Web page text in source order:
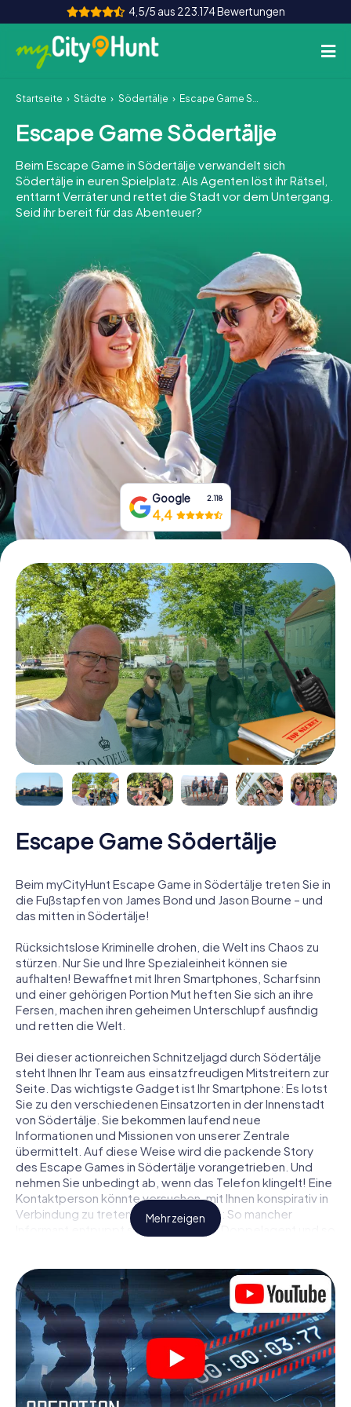
4,5/5 aus 223.174 Bewertungen
So funktioniert's
Städte
Touren
Teamevent
INT AT CH
DE
ES
FR UK
IE
IT
NL
Tickets buchen
Gutscheine bestellen
Startseite Städte Södertälje Escape Game Södertälje
Escape Game Södertälje
Beim Escape Game in Södertälje verwandelt sich
Södertälje in euren Spielplatz. Als Agenten löst ihr Rätsel,
enttarnt Verräter und rettet die Stadt vor dem Untergang.
Seid ihr bereit für das Abenteuer?
Google 2.118
4,4
Escape Game Södertälje
Beim myCityHunt Escape Game in Södertälje treten Sie in
die Fußstapfen von James Bond und Jason Bourne – und
das mitten in Södertälje!
Rücksichtslose Kriminelle drohen, die Welt ins Chaos zu
stürzen. Nur Sie und Ihre Spezialeinheit können sie
aufhalten! Bewaffnet mit Ihren Smartphones, Scharfsinn
und einer gehörigen Portion Mut heften Sie sich an ihre
Fersen, machen ihren geheimen Unterschlupf ausfindig
und retten die Welt.
Bei dieser actionreichen Schnitzeljagd durch Södertälje
steht Ihnen Ihr Team aus einsatzfreudigen Mitstreitern zur
Seite. Das wichtigste Gadget ist Ihr Smartphone: Es lotst
Sie zu den verschiedenen Einsatzorten in der Innenstadt
von Södertälje. Sie bekommen laufend neue
Informationen und Missionen von unserer Zentrale
übermittelt. Auf diese Weise wird die packende Story
des Escape Games in Södertälje vorangetrieben. Und
nehmen Sie unbedingt ab, wenn das Telefon klingelt! Eine
Kontaktperson könnte versuchen, mit Ihnen konspirativ in
Verbindung zu treten … Doch Vorsicht: So mancher
Informant entpuppt sich als dubioser Doppelagent und so
und vor allem: Vertrauen Sie niemandem!
Anders als in einem klassischen Escape Room in
Södertälje sind Sie also nicht in ein Zimmer eingesperrt,
aus dem Sie sich in einem vorgegebenen Zeitfenster
befreien müssen. Diese Smartphone Schnitzeljagd erklärt
ganz Södertälje zu Ihrem persönlichen Spielfeld! Die
technische Voraussetzung für Ihr Agentenabenteuer in
Södertälje: Ein Smartphone mit Zugang ins mobile
Mehr zeigen